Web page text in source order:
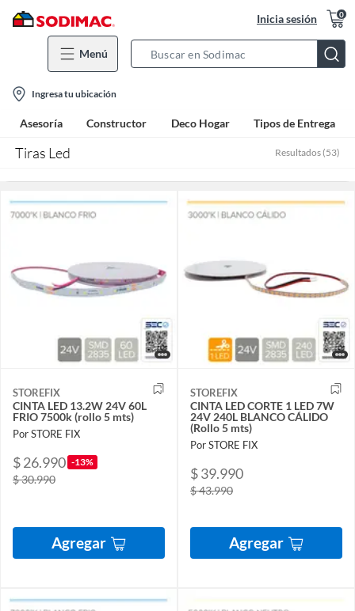
Inicia sesión 0
Menú
Bar
location-
icon
Ingresa tu ubicación
Asesoría Constructor Deco Hogar Tipos de Entrega
Tiras Led Resultados (53)
STOREFIX
CINTA LED 13.2W 24V 60L
FRIO 7500k (rollo 5 mts)
Por STORE FIX
$ 26.990 -13%
$ 30.990
Agregar
STOREFIX
CINTA LED CORTE 1 LED 7W
24V 240L BLANCO CÁLIDO
(Rollo 5 mts)
Por STORE FIX
$ 39.990
$ 43.990
Agregar